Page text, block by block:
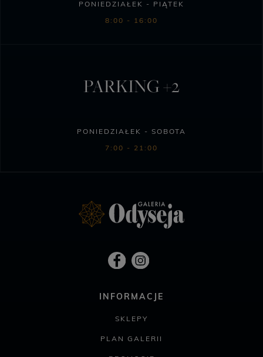
PONIEDZIAŁEK - PIĄTEK
8:00 - 16:00
PARKING +2
PONIEDZIAŁEK - SOBOTA
7:00 - 21:00
INFORMACJE
SKLEPY
PLAN GALERII